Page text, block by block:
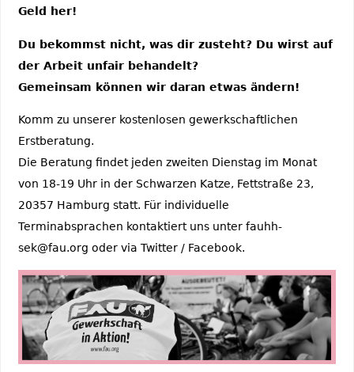
Geld her!
Du bekommst nicht, was dir zusteht? Du wirst auf
der Arbeit unfair behandelt?
Gemeinsam können wir daran etwas ändern!
Komm zu unserer kostenlosen gewerkschaftlichen
Erstberatung.
Die Beratung findet jeden zweiten Dienstag im Monat
von 18-19 Uhr in der Schwarzen Katze, Fettstraße 23,
20357 Hamburg statt. Für individuelle
Terminabsprachen kontaktiert uns unter fauhh-
sek@fau.org oder via Twitter / Facebook.